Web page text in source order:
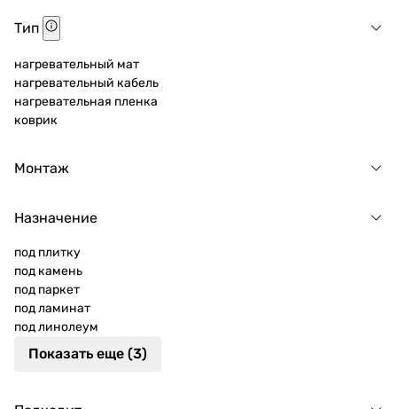
Тип
нагревательный мат
нагревательный кабель
нагревательная пленка
коврик
Монтаж
Назначение
под плитку
под камень
под паркет
под ламинат
под линолеум
Показать еще (3)